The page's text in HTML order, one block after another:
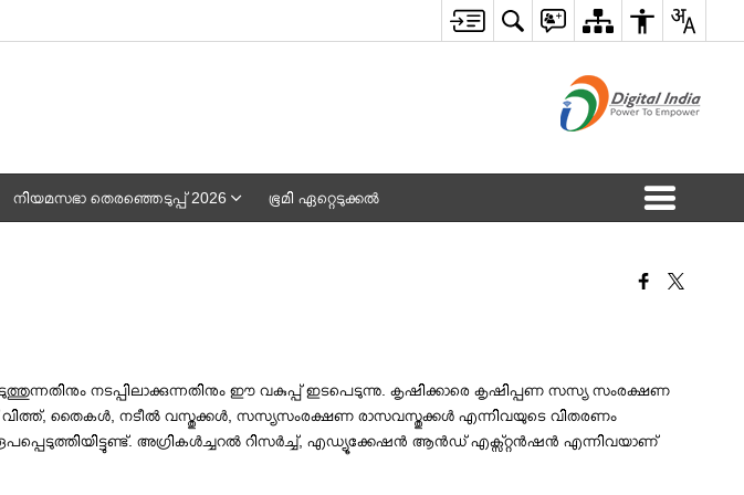
നിയമസഭാ തെരഞ്ഞെടുപ്പ് 2026 ഭൂമി ഏറ്റെടുക്കൽ
നടപ്പിലാക്കുന്നതിനും ഈ വകുപ്പ് ഇടപെടുന്നു. കൃഷിക്കാരെ കൃഷിപ്പണ സസ്യ സംരക്ഷണ
വിത്ത്, തൈകൾ, നടീൽ വസ്തുക്കൾ, സസ്യസംരക്ഷണ രാസവസ്തുക്കൾ എന്നിവയുടെ വിതരണം
അഗ്രികൾച്ചറൽ റിസർച്ച്, എഡ്യൂക്കേഷൻ ആൻഡ് എക്സ്റ്റൻഷൻ എന്നിവയാണ്